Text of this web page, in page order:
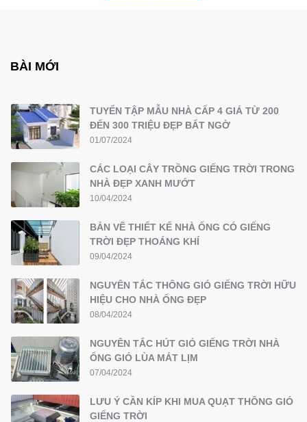
BÀI MỚI
TUYỂN TẬP MẪU NHÀ CẤP 4 GIÁ TỪ 200
ĐẾN 300 TRIỆU ĐẸP BẤT NGỜ
01/07/2024
CÁC LOẠI CÂY TRỒNG GIẾNG TRỜI TRONG
NHÀ ĐẸP XANH MƯỚT
10/04/2024
BẢN VẼ THIẾT KẾ NHÀ ỐNG CÓ GIẾNG
TRỜI ĐẸP THOÁNG KHÍ
09/04/2024
NGUYÊN TẮC THÔNG GIÓ GIẾNG TRỜI HỮU
HIỆU CHO NHÀ ỐNG ĐẸP
08/04/2024
NGUYÊN TẮC HÚT GIÓ GIẾNG TRỜI NHÀ
ỐNG GIÓ LÙA MÁT LỊM
07/04/2024
LƯU Ý CẦN KÍP KHI MUA QUẠT THÔNG GIÓ
GIẾNG TRỜI